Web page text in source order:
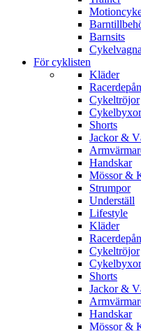
Barnsits
För cyklisten
Kläder
Cykeltröjor
Cykelbyxor
Shorts
Jackor &
Handskar
Mössor &
Strumpor
Underställ
Lifestyle
Kläder
Cykeltröjor
Cykelbyxor
Shorts
Jackor &
Handskar
Mössor &